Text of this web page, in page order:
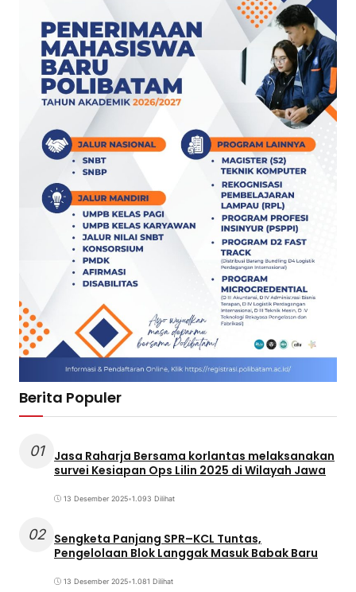
Berita Populer
01
Jasa Raharja Bersama korlantas melaksanakan
survei Kesiapan Ops Lilin 2025 di Wilayah Jawa
13 Desember 2025•1.093 Dilihat
02 Sengketa Panjang SPR–KCL Tuntas,
Pengelolaan Blok Langgak Masuk Babak Baru
13 Desember 2025•1.081 Dilihat